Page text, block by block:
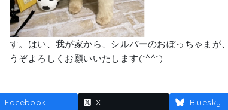
す。はい、我が家から、シルバーのおぼっちゃま
うぞよろしくお願いいたします(*^^*)
Facebook X Bluesky